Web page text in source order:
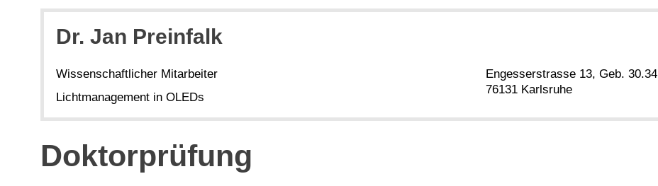
Dr. Jan Preinfalk
Wissenschaftlicher Mitarbeiter
Lichtmanagement in OLEDs
Engesserstrasse 13, Geb. 30.34
76131 Karlsruhe
Doktorprüfung